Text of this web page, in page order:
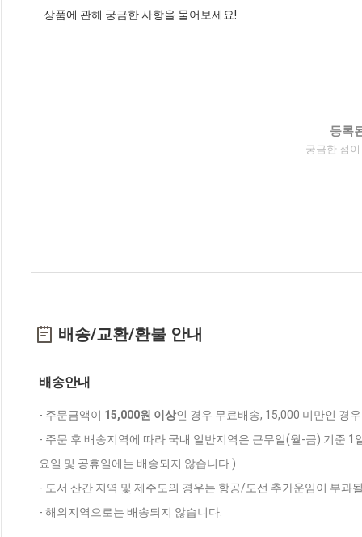
상품에 관해 궁금한 사항을 물어보세요!
등록
궁금한 점
배송/교환/환불 안내
배송안내
- 주문금액이 15,000원 이상인 경우 무료배송, 15,000 미만인 경
- 주문 후 배송지역에 따라 국내 일반지역은 근무일(월-금) 기준
요일 및 공휴일에는 배송되지 않습니다.)
- 도서 산간 지역 및 제주도의 경우는 항공/도선 추가운임이 부과
- 해외지역으로는 배송되지 않습니다.